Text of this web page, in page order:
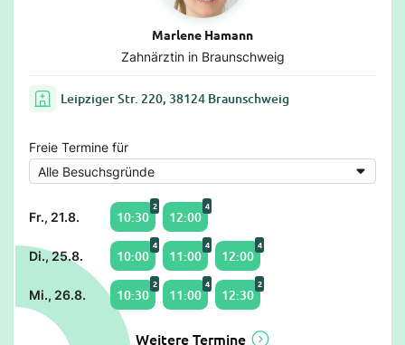
Marlene Hamann
Zahnärztin in Braunschweig
Leipziger Str. 220, 38124 Braunschweig
Freie Termine für
Fr., 21.8. 10:30
2
12:00
4
Di., 25.8. 10:00
4
11:00
4
12:00
4
Mi., 26.8. 10:30
2
11:00
4
12:30
2
Weitere Termine